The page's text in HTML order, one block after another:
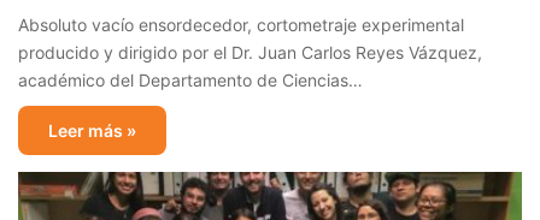
Absoluto vacío ensordecedor, cortometraje experimental
producido y dirigido por el Dr. Juan Carlos Reyes Vázquez,
académico del Departamento de Ciencias…
Leer más »